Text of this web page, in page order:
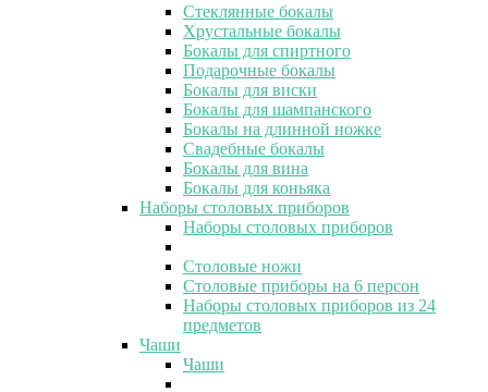
Стеклянные бокалы
Хрустальные бокалы
Бокалы для спиртного
Подарочные бокалы
Бокалы для виски
Бокалы для шампанского
Бокалы на длинной ножке
Свадебные бокалы
Бокалы для вина
Бокалы для коньяка
Наборы столовых приборов
Наборы столовых приборов
Столовые ножи
Столовые приборы на 6 персон
Наборы столовых приборов из 24
предметов
Чаши
Чаши